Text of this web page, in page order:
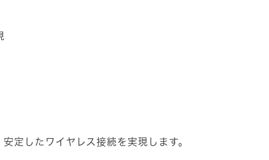
したワイヤレス接続を実現します。